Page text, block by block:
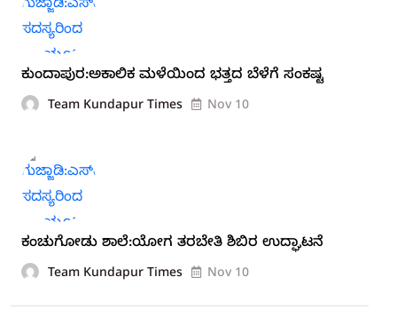
ಕುಂದಾಪುರ:ಅಕಾಲಿಕ ಮಳೆಯಿಂದ ಭತ್ತದ ಬೆಳೆಗೆ ಸಂಕಷ್ಟ
Team Kundapur Times Nov 10
ಕಂಚುಗೋಡು ಶಾಲೆ:ಯೋಗ ತರಬೇತಿ ಶಿಬಿರ ಉದ್ಘಾಟನೆ
Team Kundapur Times Nov 10